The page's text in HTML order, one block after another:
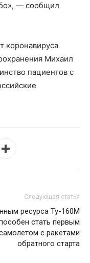
— сообщил
коронавируса
Михаил
пациентов с
Следующая статья
ресурса Ту-160М
стать первым
с ракетами
обратного старта